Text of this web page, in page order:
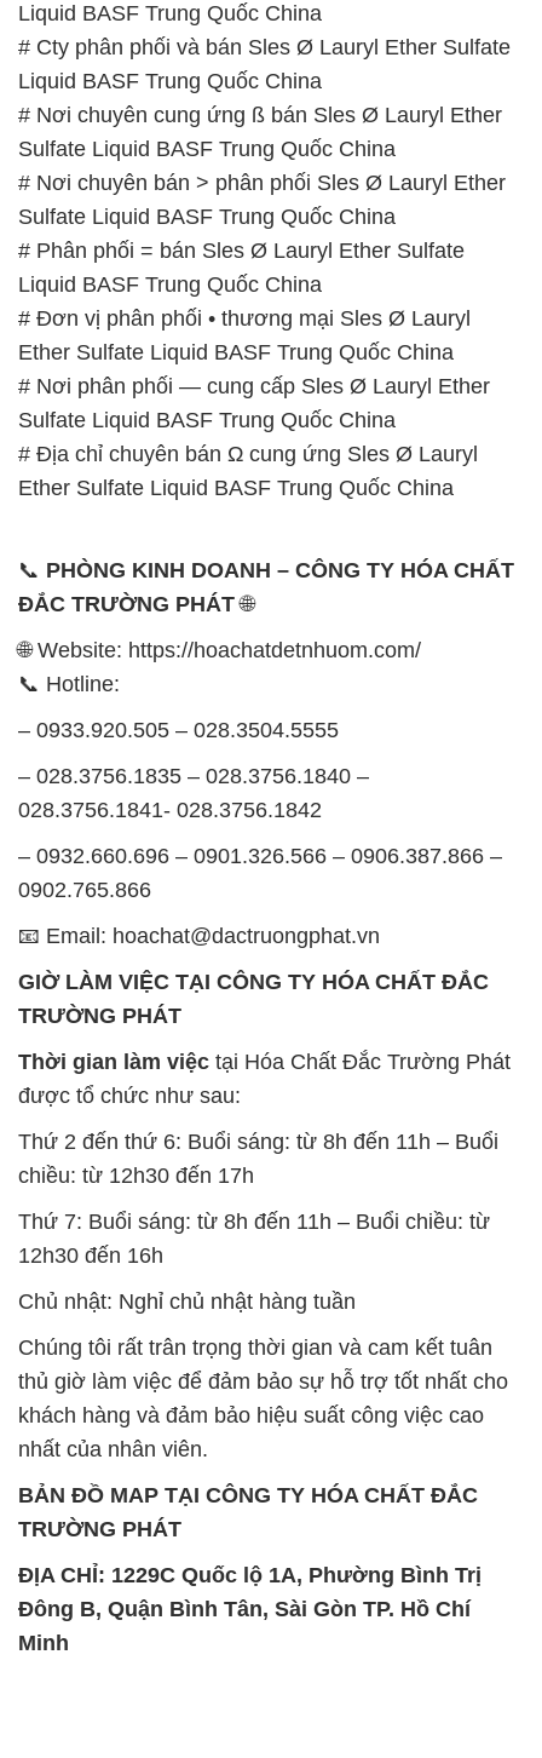
Liquid BASF Trung Quốc China
# Cty phân phối và bán Sles Ø Lauryl Ether Sulfate
Liquid BASF Trung Quốc China
# Nơi chuyên cung ứng ß bán Sles Ø Lauryl Ether
Sulfate Liquid BASF Trung Quốc China
# Nơi chuyên bán > phân phối Sles Ø Lauryl Ether
Sulfate Liquid BASF Trung Quốc China
# Phân phối = bán Sles Ø Lauryl Ether Sulfate
Liquid BASF Trung Quốc China
# Đơn vị phân phối • thương mại Sles Ø Lauryl
Ether Sulfate Liquid BASF Trung Quốc China
# Nơi phân phối — cung cấp Sles Ø Lauryl Ether
Sulfate Liquid BASF Trung Quốc China
# Địa chỉ chuyên bán Ω cung ứng Sles Ø Lauryl
Ether Sulfate Liquid BASF Trung Quốc China
📞 PHÒNG KINH DOANH – CÔNG TY HÓA CHẤT
ĐẮC TRƯỜNG PHÁT🌐
🌐 Website: https://hoachatdetnhuom.com/
📞 Hotline:
– 0933.920.505 – 028.3504.5555
– 028.3756.1835 – 028.3756.1840 –
028.3756.1841- 028.3756.1842
– 0932.660.696 – 0901.326.566 – 0906.387.866 –
0902.765.866
📧 Email: hoachat@dactruongphat.vn
GIỜ LÀM VIỆC TẠI CÔNG TY HÓA CHẤT ĐẮC
TRƯỜNG PHÁT
Thời gian làm việc tại Hóa Chất Đắc Trường Phát
được tổ chức như sau:
Thứ 2 đến thứ 6: Buổi sáng: từ 8h đến 11h – Buổi
chiều: từ 12h30 đến 17h
Thứ 7: Buổi sáng: từ 8h đến 11h – Buổi chiều: từ
12h30 đến 16h
Chủ nhật: Nghỉ chủ nhật hàng tuần
Chúng tôi rất trân trọng thời gian và cam kết tuân
thủ giờ làm việc để đảm bảo sự hỗ trợ tốt nhất cho
khách hàng và đảm bảo hiệu suất công việc cao
nhất của nhân viên.
BẢN ĐỒ MAP TẠI CÔNG TY HÓA CHẤT ĐẮC
TRƯỜNG PHÁT
ĐỊA CHỈ: 1229C Quốc lộ 1A, Phường Bình Trị
Đông B, Quận Bình Tân, Sài Gòn TP. Hồ Chí
Minh